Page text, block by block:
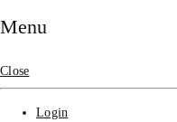
ติดหน้า
มาก SEOข
ที่ดินฟรีประ
Menu
Close
Login